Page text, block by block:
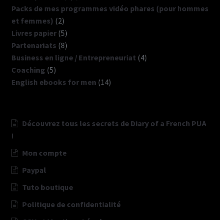
produits
Packs de mes programmes vidéo phares (pour hommes
et femmes) 22
produits
Livres papier 55
produits
Partenariats 88
produits
Business en ligne / Entrepreneuriat 44
Coaching 55
produits
English ebooks for men 1414
Découvrez tous les secrets de Diary of a French PUA
!
Mon compte
Paypal
Tuto boutique
Politique de confidentialité